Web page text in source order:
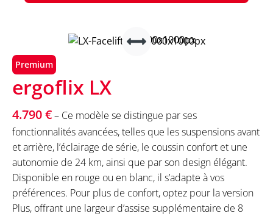
Premium
ergoflix LX
4.790 €– Ce modèle se distingue par ses
fonctionnalités avancées, telles que les suspensions avant
et arrière, l’éclairage de série, le coussin confort et une
autonomie de 24 km, ainsi que par son design élégant.
Disponible en rouge ou en blanc, il s’adapte à vos
préférences. Pour plus de confort, optez pour la version
Plus, offrant une largeur d’assise supplémentaire de 8